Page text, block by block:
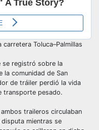
Toluca–Palmillas
se registró sobre la
la comunidad de San
de tráiler perdió la vida
transporte pesado.
traileros circulaban
mientras se